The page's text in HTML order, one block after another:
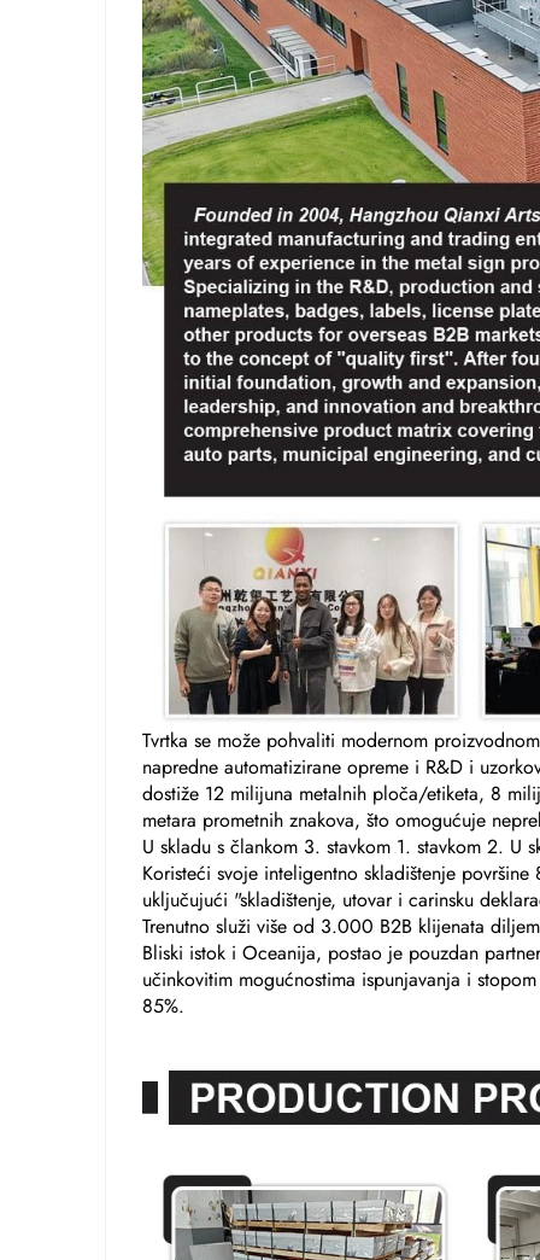
Tvrtka se može pohvaliti modernom
napredne automatizirane opreme i R&D i
dostiže 12 milijuna metalnih ploča/etiketa, 8
metara prometnih znakova, što omogućuje
U skladu s člankom 3. stavkom 1. stavkom 2. U
Koristeći svoje inteligentno skladištenje
uključujući "skladištenje, utovar i carinsku
Trenutno služi više od 3.000 B2B klijenata
Bliski istok i Oceanija, postao je pouzdan
učinkovitim mogućnostima ispunjavanja i
85%.